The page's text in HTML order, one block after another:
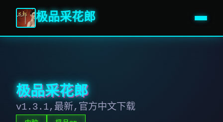
极品采花郎
极品采花郎
v1.3.1,最新,官方中文下载